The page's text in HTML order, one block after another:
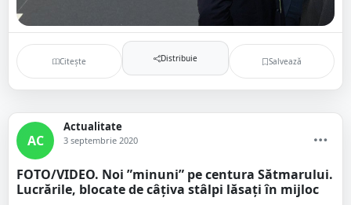
Citește Distribuie Salvează
AC
Actualitate
3 septembrie 2020
FOTO/VIDEO. Noi ”minuni” pe centura Sătmarului.
Lucrările, blocate de câțiva stâlpi lăsați în mijloc